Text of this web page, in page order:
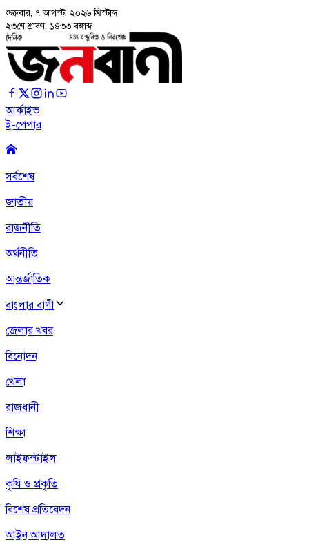
শুক্রবার, ৭ আগস্ট, ২০২৬ খ্রিস্টাব্দ
২৩শে শ্রাবণ, ১৪৩৩ বঙ্গাব্দ
আর্কাইভ
ই-পেপার
সর্বশেষ
জাতীয়
রাজনীতি
অর্থনীতি
আন্তর্জাতিক
বাংলার বাণী
জেলার খবর
বিনোদন
খেলা
রাজধানী
শিক্ষা
লাইফস্টাইল
কৃষি ও প্রকৃতি
বিশেষ প্রতিবেদন
আইন আদালত